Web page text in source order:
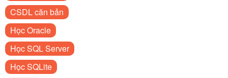
CSDL căn bản
Học Oracle
Học SQL Server
Học SQLite